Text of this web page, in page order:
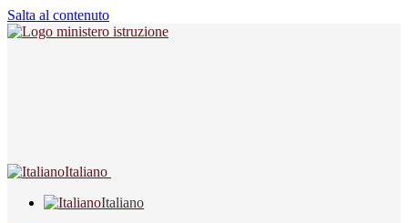
Salta al contenuto
Italiano
Italiano